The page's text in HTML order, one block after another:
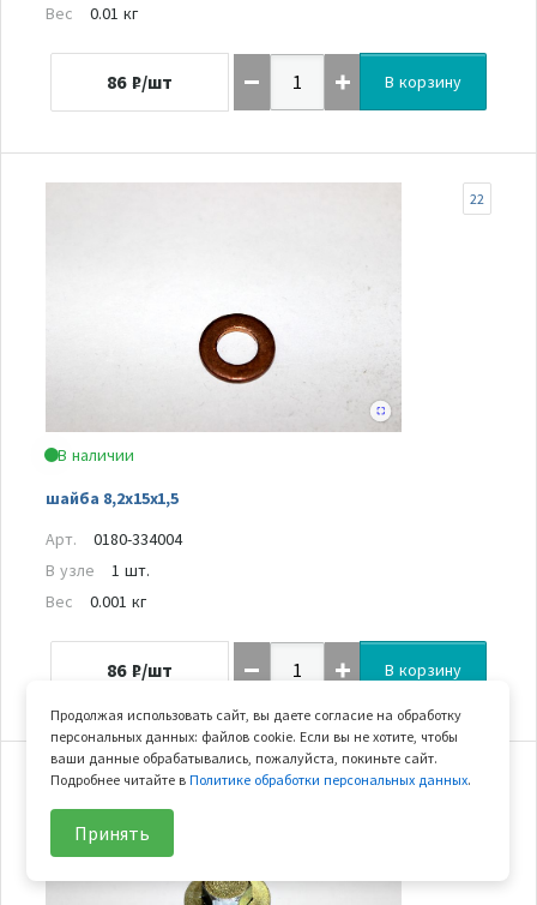
Вес
0.01 кг
86 ₽/шт В корзину
В наличии
шайба 8,2х15х1,5
22
Арт.
0180-334004
В узле
1 шт.
Вес
0.001 кг
86 ₽/шт В корзину
23
Продолжая использовать сайт, вы даете согласие на обработку
персональных данных: файлов cookie. Если вы не хотите, чтобы
ваши данные обрабатывались, пожалуйста, покиньте сайт.
Подробнее читайте вПолитике обработки персональных данных.
Принять